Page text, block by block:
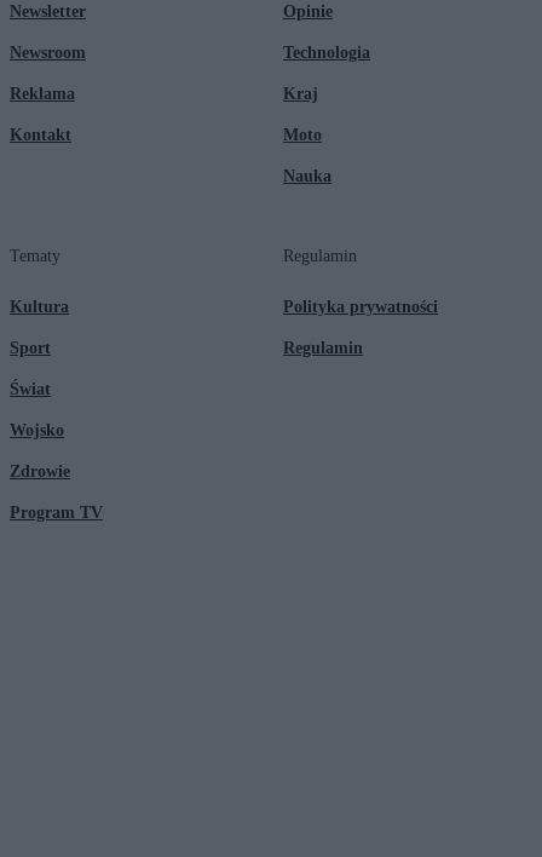
Newsletter
Newsroom
Reklama
Kontakt
Opinie
Technologia
Kraj
Moto
Nauka
Tematy
Kultura
Sport
Świat
Wojsko
Zdrowie
Program TV
Regulamin
Polityka prywatności
Regulamin